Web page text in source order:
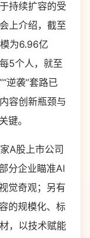
持续扩容的受
上介绍，截至
为6.96亿
5个人，就至
逆袭”套路已
容创新瓶颈与
键。
A股上市公司
分企业瞄准AI
觉奇观；另有
的规模化、标
，以技术赋能